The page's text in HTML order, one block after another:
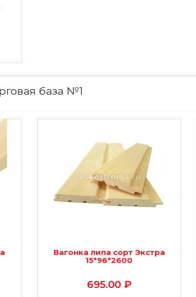
база №1
Вагонка липа сорт Экстра
15*96*2600
695.00 ₽